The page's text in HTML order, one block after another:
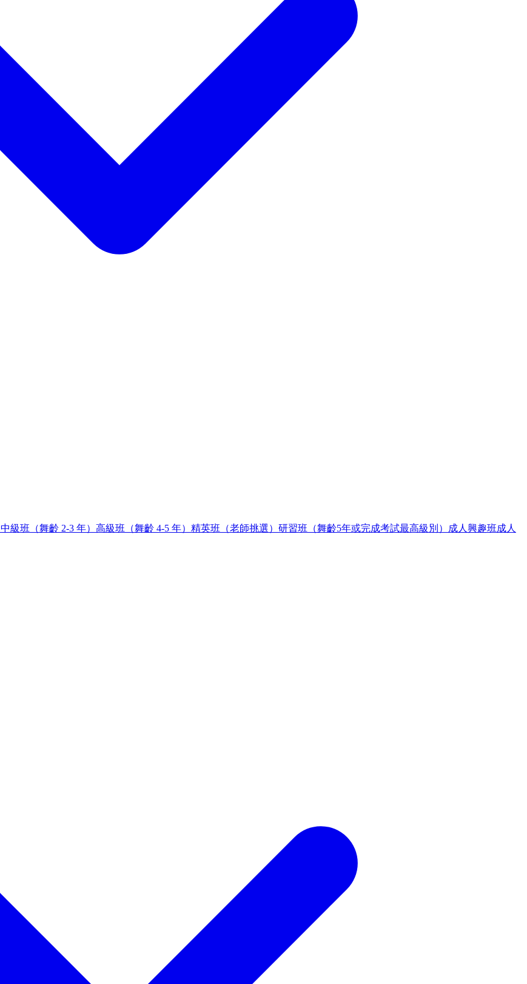
中級班（舞齡 2-3 年） 高級班（舞齡 4-5 年） 精英班（老師挑選） 研習班（舞齡5年或完成考試最高級別） 成人興趣班成人